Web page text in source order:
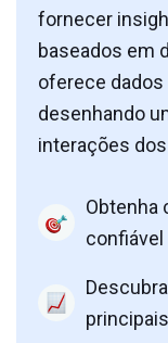
fornecer
baseados em
oferece dados
desenhando
interações
Obtenha
confiável